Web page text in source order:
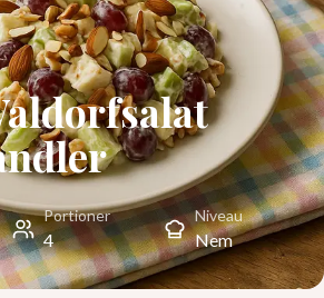
Portioner
4
Niveau
Nem